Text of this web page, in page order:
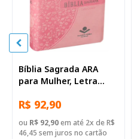
Bíblia Sagrada ARA
para Mulher, Letra
Sintético Rosa Beiras
Floridas
R$ 92,90
ou R$ 92,90em até 2x de R$
46,45 sem juros no cartão